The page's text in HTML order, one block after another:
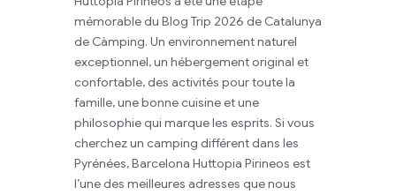
mémorable du Blog Trip 2026 de Catalunya
de Càmping. Un environnement naturel
exceptionnel, un hébergement original et
confortable, des activités pour toute la
famille, une bonne cuisine et une
philosophie qui marque les esprits. Si vous
cherchez un camping différent dans les
Pyrénées, Barcelona Huttopia Pirineos est
l’une des meilleures adresses que nous